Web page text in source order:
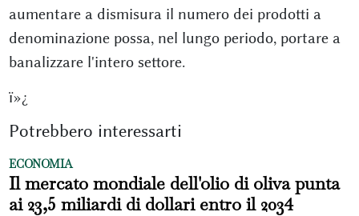
aumentare a dismisura il numero dei prodotti a
denominazione possa, nel lungo periodo, portare a
banalizzare l'intero settore.
ï»¿
Potrebbero interessarti
ECONOMIA
Il mercato mondiale dell'olio di oliva punta
ai 23,5 miliardi di dollari entro il 2034